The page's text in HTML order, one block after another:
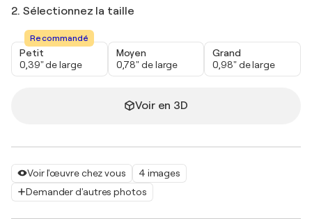
Voir l'œuvre chez vous
4 images
Demander d'autres photos
2. Sélectionnez la taille
Recommandé
Petit
0,39" de large
Moyen
0,78" de large
Grand
0,98" de large
Voir en 3D